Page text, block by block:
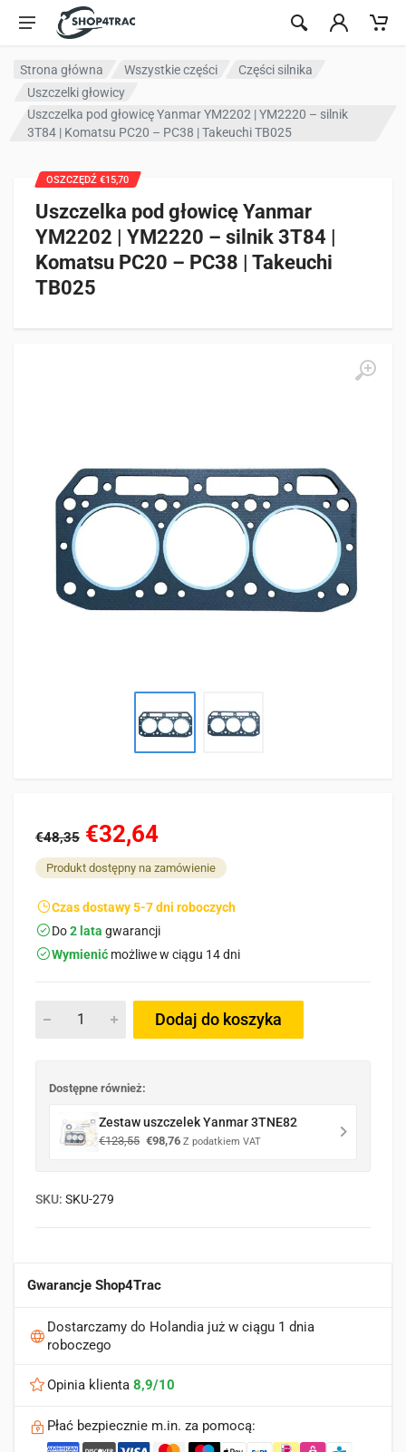
Przejdź do treści
Strona główna Wszystkie części
Części silnika
Uszczelki głowicy
Uszczelka pod głowicę Yanmar YM2202 | YM2220 – silnik
3T84 | Komatsu PC20 – PC38 | Takeuchi TB025
Uszczelka pod głowicę Yanmar
YM2202 | YM2220 – silnik 3T84 |
Komatsu PC20 – PC38 | Takeuchi
TB025
OSZCZĘDŹ €15,70
€48,35 €32,64
Produkt dostępny na zamówienie
Czas dostawy 5-7 dni roboczych
Do2 lata gwarancji
Wymienić możliwe w ciągu 14 dni
Dodaj do koszyka
Dostępne również:
Zestaw uszczelek Yanmar 3TNE82
€123,55 Pierwotna
€98,76Aktualna
Z podatkiem VAT
SKU: SKU-279
Gwarancje Shop4Trac
Dostarczamy do Holandia już w ciągu 1 dnia
roboczego
Opinia klienta 8,9/10
Płać bezpiecznie m.in. za pomocą: